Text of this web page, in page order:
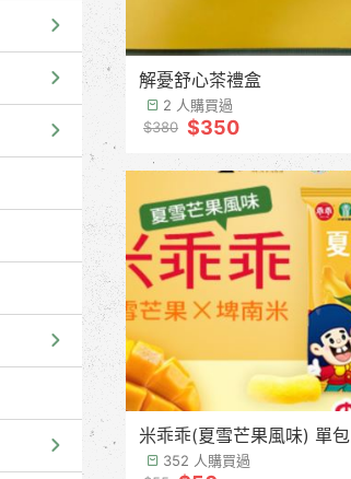
解憂舒心茶禮盒
2 人購買過
$380 $350
米乖乖(夏雪芒果風味) 單包
352 人購買過